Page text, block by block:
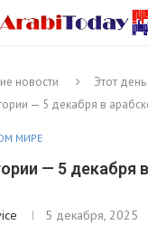
новости
Этот
— 5 декабря в
МИРЕ
— 5 декабря
5 декабря, 2025